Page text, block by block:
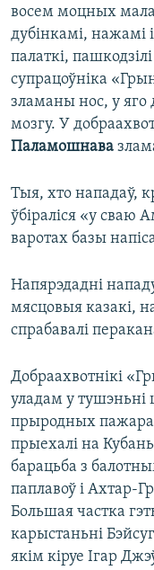
восем моцных
дубінкамі, нажамі
палаткі,
супрацоўніка
зламаны нос, у яго
мозгу. У
Паламошнава
Тыя, хто нападаў,
ўбіраліся «у сваю
варотах базы
Напярэдадні
мясцовыя казакі,
спрабавалі
Добраахвотнікі
уладам у тушэньні
прыродных
прыехалі на
барацьба з
паплавоў і Ахтар-
Большая частка
карыстаньні
якім кіруе Ігар